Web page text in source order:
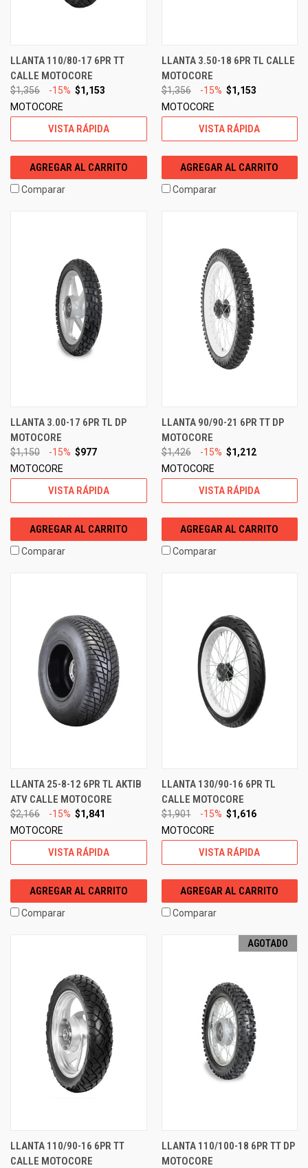
LLANTA 110/80-17 6PR TT
CALLE MOTOCORE
$1,356 -15% $1,153
MOTOCORE
VISTA RÁPIDA
AGREGAR AL CARRITO
Comparar
LLANTA 3.50-18 6PR TL CALLE
MOTOCORE
$1,356 -15% $1,153
MOTOCORE
VISTA RÁPIDA
AGREGAR AL CARRITO
Comparar
LLANTA 3.00-17 6PR TL DP
MOTOCORE
$1,150 -15% $977
MOTOCORE
VISTA RÁPIDA
AGREGAR AL CARRITO
Comparar
LLANTA 90/90-21 6PR TT DP
MOTOCORE
$1,426 -15% $1,212
MOTOCORE
VISTA RÁPIDA
AGREGAR AL CARRITO
Comparar
LLANTA 25-8-12 6PR TL AKTIB
ATV CALLE MOTOCORE
$2,166 -15% $1,841
MOTOCORE
VISTA RÁPIDA
AGREGAR AL CARRITO
Comparar
LLANTA 130/90-16 6PR TL
CALLE MOTOCORE
$1,901 -15% $1,616
MOTOCORE
VISTA RÁPIDA
AGREGAR AL CARRITO
Comparar
LLANTA 110/90-16 6PR TT
CALLE MOTOCORE
AGOTADO
LLANTA 110/100-18 6PR TT DP
MOTOCORE